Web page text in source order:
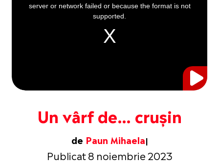
Un vârf de… crușin
de Paun Mihaela
Publicat 8 noiembrie 2023
server or network failed or because the format is not
supported.